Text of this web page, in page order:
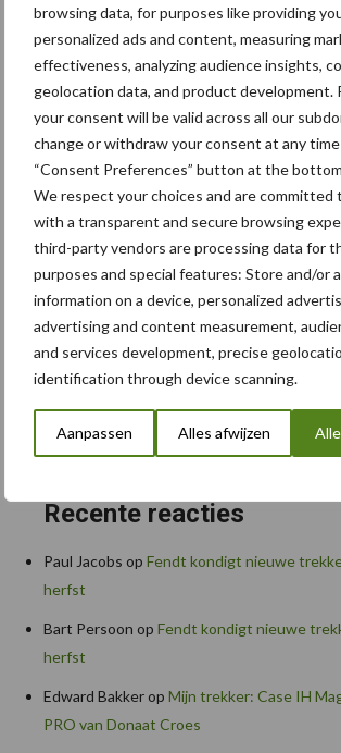
browsing data, for purposes like providing
personalized ads and content, measuring
effectiveness, analyzing audience insights,
geolocation data, and product development.
your consent will be valid across all our
change or withdraw your consent at any
“Consent Preferences” button at the
We respect your choices and are committed
with a transparent and secure browsing
third-party vendors are processing data for
purposes and special features: Store and/or
information on a device, personalized
advertising and content measurement,
and services development, precise
identification through device scanning.
Aanpassen Alles afwijzen
Zoeken...
Zoek
Recente berichten
“Hoge verwachtingen van schijven voor
Albourgh Tyres breidt uit naar nieuwe
Caterpillar breidt gamma elektrische
Komatsu HM460-6 knikdumper legt lat
Recente reacties
Paul Jacobs op Fendt kondigt nieuwe
herfst
Bart Persoon op Fendt kondigt nieuwe
herfst
Edward Bakkerop Mijn trekker: Case IH
PRO van Donaat Croes